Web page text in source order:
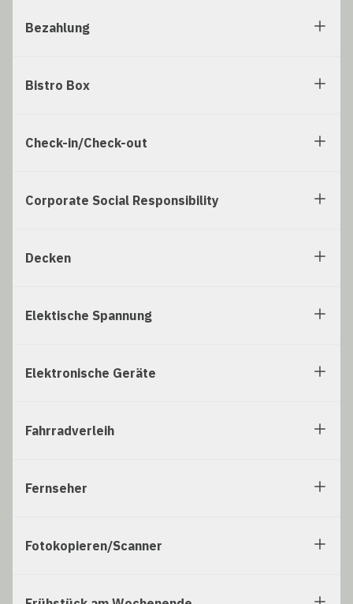
Bezahlung
Bistro Box
Check-in/Check-out
Corporate Social Responsibility
Decken
Elektische Spannung
Elektronische Geräte
Fahrradverleih
Fernseher
Fotokopieren/Scanner